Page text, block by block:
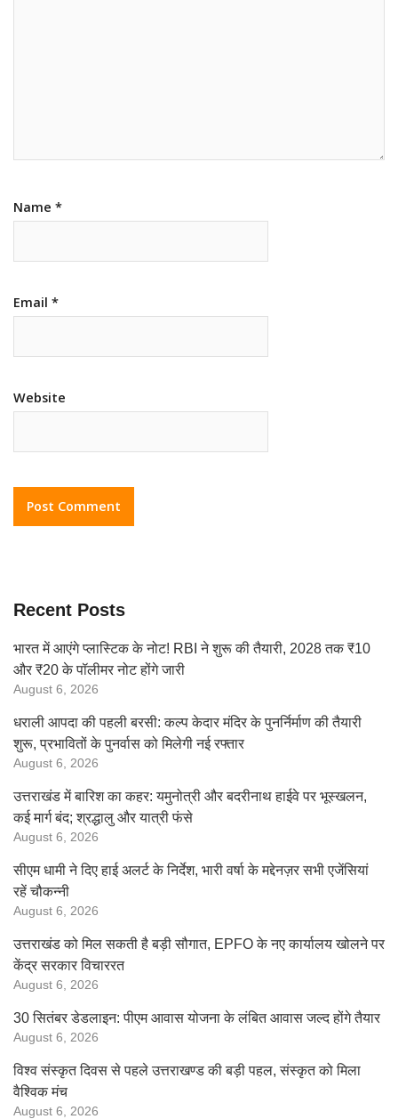
Name *
Email *
Website
Recent Posts
भारत में आएंगे प्लास्टिक के नोट! RBI ने शुरू की तैयारी, 2028 तक ₹10
और ₹20 के पॉलीमर नोट होंगे जारी
August 6, 2026
धराली आपदा की पहली बरसी: कल्प केदार मंदिर के पुनर्निर्माण की तैयारी
शुरू, प्रभावितों के पुनर्वास को मिलेगी नई रफ्तार
August 6, 2026
उत्तराखंड में बारिश का कहर: यमुनोत्री और बदरीनाथ हाईवे पर भूस्खलन,
कई मार्ग बंद; श्रद्धालु और यात्री फंसे
August 6, 2026
सीएम धामी ने दिए हाई अलर्ट के निर्देश, भारी वर्षा के मद्देनज़र सभी एजेंसियां
रहें चौकन्नी
August 6, 2026
उत्तराखंड को मिल सकती है बड़ी सौगात, EPFO के नए कार्यालय खोलने पर
केंद्र सरकार विचाररत
August 6, 2026
30 सितंबर डेडलाइन: पीएम आवास योजना के लंबित आवास जल्द होंगे तैयार
August 6, 2026
विश्व संस्कृत दिवस से पहले उत्तराखण्ड की बड़ी पहल, संस्कृत को मिला
वैश्विक मंच
August 6, 2026